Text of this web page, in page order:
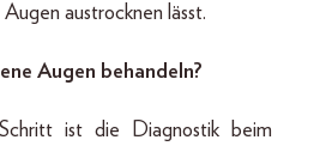
austrocknen lässt.
Augen behandeln?
ist die Diagnostik beim